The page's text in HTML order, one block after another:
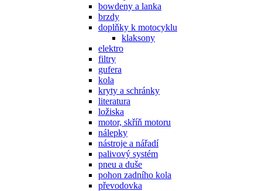
bowdeny a lanka
brzdy
doplňky k motocyklu
klaksony
elektro
filtry
gufera
kola
kryty a schránky
literatura
ložiska
motor, skříň motoru
nálepky
nástroje a nářadí
palivový systém
pneu a duše
pohon zadního kola
převodovka